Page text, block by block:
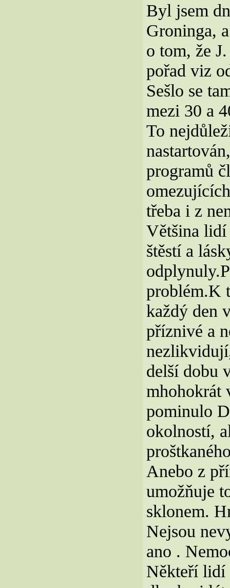
Byl jsem
Groninga,
o tom, že
pořad viz
Sešlo se
mezi 30 a
To
programů
třeba i z
Většina lidí
štěstí a
problém.K
každý den
příznivé a
delší dobu
mhohokrát
pominulo
okolností,
Anebo z
umožňuje
sklonem.
Nejsou
ano .
Někteří lidí